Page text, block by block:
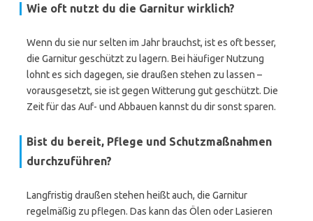
Wie oft nutzt du die Garnitur wirklich?
Wenn du sie nur selten im Jahr brauchst, ist es oft besser,
die Garnitur geschützt zu lagern. Bei häufiger Nutzung
lohnt es sich dagegen, sie draußen stehen zu lassen –
vorausgesetzt, sie ist gegen Witterung gut geschützt. Die
Zeit für das Auf- und Abbauen kannst du dir sonst sparen.
Bist du bereit, Pflege und Schutzmaßnahmen
durchzuführen?
Langfristig draußen stehen heißt auch, die Garnitur
regelmäßig zu pflegen. Das kann das Ölen oder Lasieren